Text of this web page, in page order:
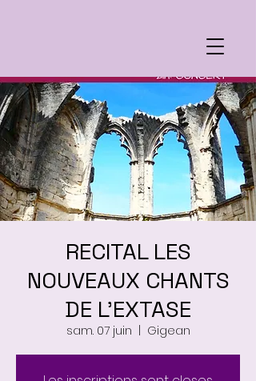
RECITAL LES
NOUVEAUX CHANTS
DE L'EXTASE
sam. 07 juin Gigean